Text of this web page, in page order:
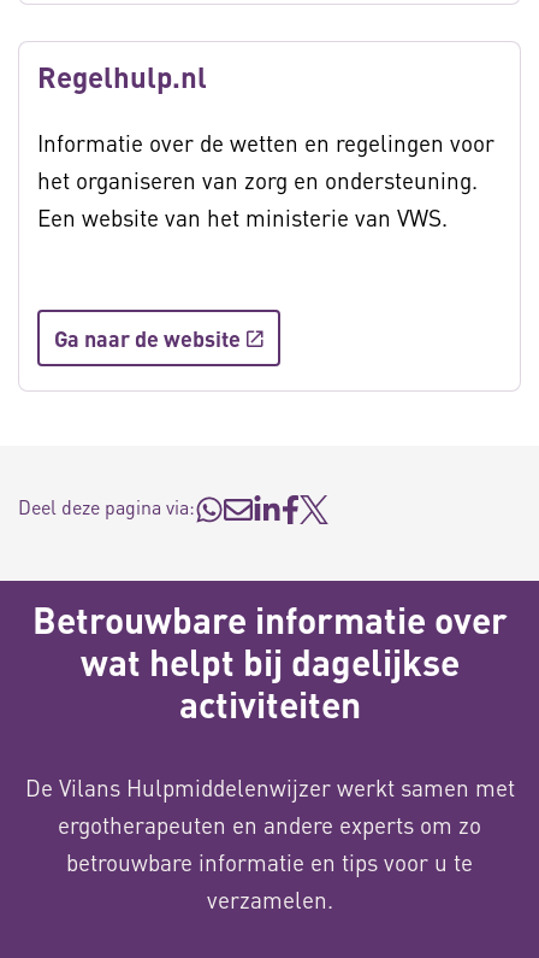
Regelhulp.nl
Informatie over de wetten en regelingen voor
het organiseren van zorg en ondersteuning.
Een website van het ministerie van VWS.
Ga naar de website
Deel deze pagina via:
Betrouwbare informatie over
wat helpt bij dagelijkse
activiteiten
De Vilans Hulpmiddelenwijzer werkt samen met
ergotherapeuten en andere experts om zo
betrouwbare informatie en tips voor u te
verzamelen.